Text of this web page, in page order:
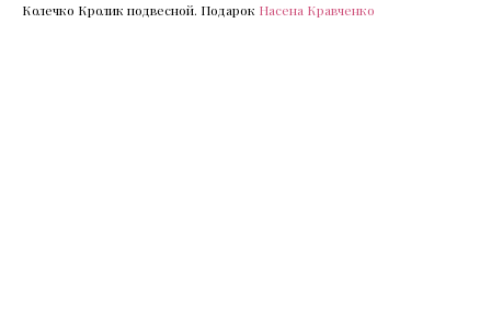
Колечко Кролик подвесной. Подарок Насена Кравченко